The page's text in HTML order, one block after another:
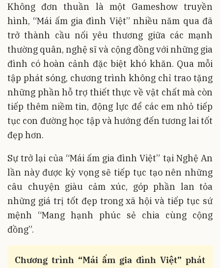
Không đơn thuần là một Gameshow truyền
hình, “Mái ấm gia đình Việt” nhiều năm qua đã
trở thành cầu nối yêu thương giữa các mạnh
thường quân, nghệ sĩ và cộng đồng với những gia
đình có hoàn cảnh đặc biệt khó khăn. Qua mỗi
tập phát sóng, chương trình không chỉ trao tặng
những phần hỗ trợ thiết thực về vật chất mà còn
tiếp thêm niềm tin, động lực để các em nhỏ tiếp
tục con đường học tập và hướng đến tương lai tốt
đẹp hơn.
Sự trở lại của “Mái ấm gia đình Việt” tại Nghệ An
lần này được kỳ vọng sẽ tiếp tục tạo nên những
câu chuyện giàu cảm xúc, góp phần lan tỏa
những giá trị tốt đẹp trong xã hội và tiếp tục sứ
mệnh “Mang hạnh phúc sẻ chia cùng cộng
đồng”.
Chương trình “Mái ấm gia đình Việt” phát